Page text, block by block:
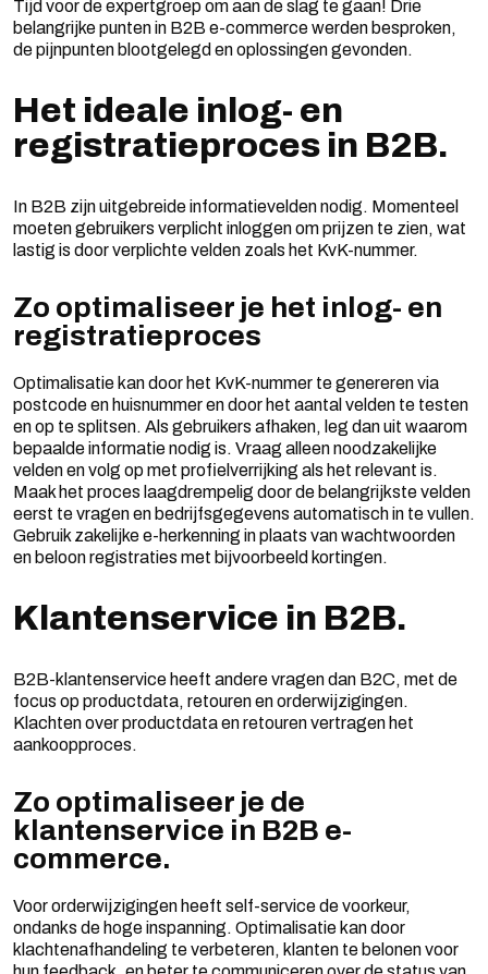
Tijd voor de expertgroep om aan de slag te gaan! Drie
belangrijke punten in B2B e-commerce werden besproken,
de pijnpunten blootgelegd en oplossingen gevonden.
Het ideale inlog- en
registratieproces in B2B.
In B2B zijn uitgebreide informatievelden nodig. Momenteel
moeten gebruikers verplicht inloggen om prijzen te zien, wat
lastig is door verplichte velden zoals het KvK-nummer.
Zo optimaliseer je het inlog- en
registratieproces
Optimalisatie kan door het KvK-nummer te genereren via
postcode en huisnummer en door het aantal velden te testen
en op te splitsen. Als gebruikers afhaken, leg dan uit waarom
bepaalde informatie nodig is. Vraag alleen noodzakelijke
velden en volg op met profielverrijking als het relevant is.
Maak het proces laagdrempelig door de belangrijkste velden
eerst te vragen en bedrijfsgegevens automatisch in te vullen.
Gebruik zakelijke e-herkenning in plaats van wachtwoorden
en beloon registraties met bijvoorbeeld kortingen.
Klantenservice in B2B.
B2B-klantenservice heeft andere vragen dan B2C, met de
focus op productdata, retouren en orderwijzigingen.
Klachten over productdata en retouren vertragen het
aankoopproces.
Zo optimaliseer je de
klantenservice in B2B e-
commerce.
Voor orderwijzigingen heeft self-service de voorkeur,
ondanks de hoge inspanning. Optimalisatie kan door
klachtenafhandeling te verbeteren, klanten te belonen voor